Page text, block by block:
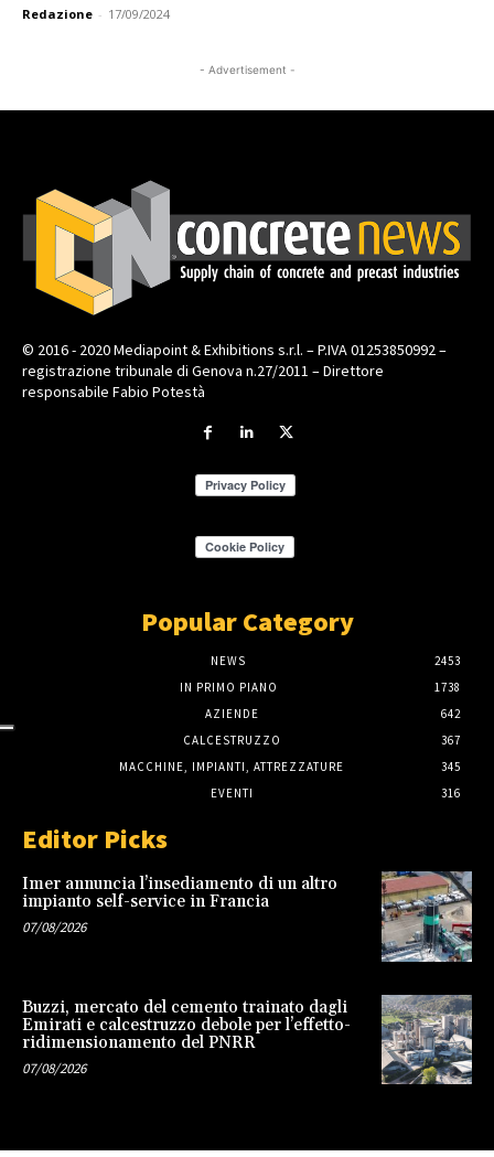
Redazione - 17/09/2024
- Advertisement -
© 2016 - 2020 Mediapoint & Exhibitions s.r.l. – P.IVA 01253850992 –
registrazione tribunale di Genova n.27/2011 – Direttore
responsabile Fabio Potestà
Popular Category
NEWS
2453
IN PRIMO PIANO
1738
AZIENDE
642
CALCESTRUZZO
367
MACCHINE, IMPIANTI, ATTREZZATURE
345
EVENTI
316
Editor Picks
Imer annuncia l’insediamento di un altro
impianto self-service in Francia
07/08/2026
Buzzi, mercato del cemento trainato dagli
Emirati e calcestruzzo debole per l’effetto-
ridimensionamento del PNRR
07/08/2026